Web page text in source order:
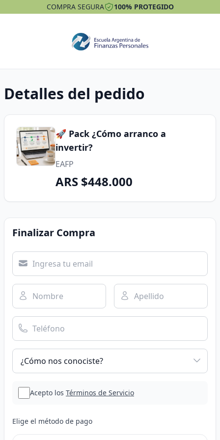
COMPRA SEGURA 100% PROTEGIDO
Detalles del pedido
🚀 Pack ¿Cómo arranco a
invertir?
EAFP
ARS $448.000
Finalizar Compra
Acepto los Términos de Servicio
Elige el método de pago